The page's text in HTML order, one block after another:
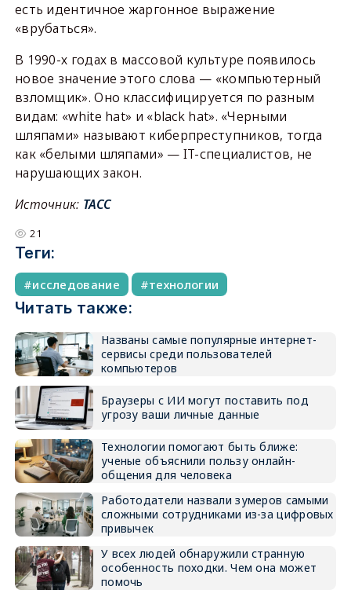
есть идентичное жаргонное выражение
«врубаться».
В 1990-х годах в массовой культуре появилось
новое значение этого слова — «компьютерный
взломщик». Оно классифицируется по разным
видам: «white hat» и «black hat». «Черными
шляпами» называют киберпреступников, тогда
как «белыми шляпами» — IT-специалистов, не
нарушающих закон.
Источник: ТАСС
21
Теги:
исследование технологии
Читать также:
Названы самые популярные интернет-
сервисы среди пользователей
компьютеров
Браузеры с ИИ могут поставить под
угрозу ваши личные данные
Технологии помогают быть ближе:
ученые объяснили пользу онлайн-
общения для человека
Работодатели назвали зумеров самыми
сложными сотрудниками из-за цифровых
привычек
У всех людей обнаружили странную
особенность походки. Чем она может
помочь